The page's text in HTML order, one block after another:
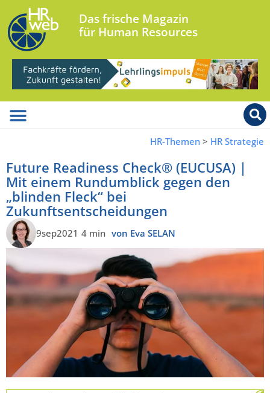
Das frische Magazin
für Human Resources
HR-Themen > HR Strategie
Future Readiness Check® (EUCUSA) |
Mit einem Rundumblick gegen den
„blinden Fleck“ bei
Zukunftsentscheidungen
9sep2021 4 min von Eva SELAN